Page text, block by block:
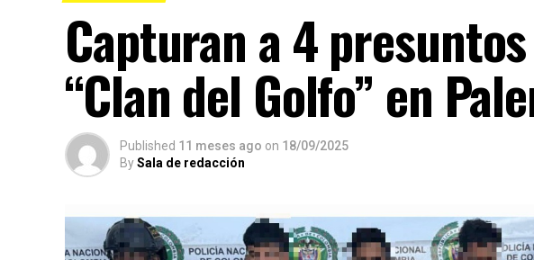
Capturan a 4
“Clan del Golfo” en
Published 11 meses ago on 18/09/2025
BySala de redacción